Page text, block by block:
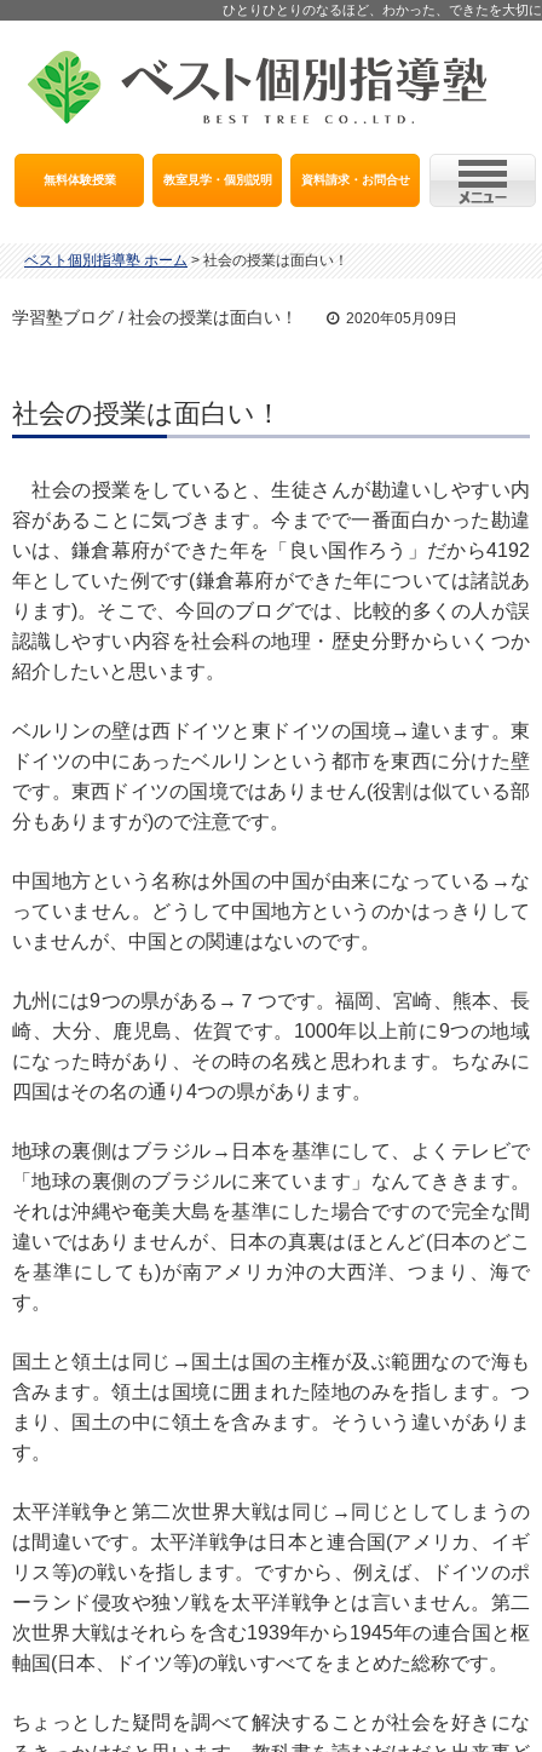
ひとりひとりのなるほど、わかった、できたを大切に
無料体験授業 教室見学・個別説明 資料請求・お問合せ
ベスト個別指導塾 ホーム > 社会の授業は面白い！
学習塾ブログ / 社会の授業は面白い！ 2020年05月09日
社会の授業は面白い！
社会の授業をしていると、生徒さんが勘違いしやすい内
容があることに気づきます。今までで一番面白かった勘違
いは、鎌倉幕府ができた年を「良い国作ろう」だから4192
年としていた例です(鎌倉幕府ができた年については諸説あ
ります)。そこで、今回のブログでは、比較的多くの人が誤
認識しやすい内容を社会科の地理・歴史分野からいくつか
紹介したいと思います。
ベルリンの壁は西ドイツと東ドイツの国境→違います。東
ドイツの中にあったベルリンという都市を東西に分けた壁
です。東西ドイツの国境ではありません(役割は似ている部
分もありますが)ので注意です。
中国地方という名称は外国の中国が由来になっている→な
っていません。どうして中国地方というのかはっきりして
いませんが、中国との関連はないのです。
九州には9つの県がある→７つです。福岡、宮崎、熊本、長
崎、大分、鹿児島、佐賀です。1000年以上前に9つの地域
になった時があり、その時の名残と思われます。ちなみに
四国はその名の通り4つの県があります。
地球の裏側はブラジル→日本を基準にして、よくテレビで
「地球の裏側のブラジルに来ています」なんてききます。
それは沖縄や奄美大島を基準にした場合ですので完全な間
違いではありませんが、日本の真裏はほとんど(日本のどこ
を基準にしても)が南アメリカ沖の大西洋、つまり、海で
す。
国土と領土は同じ→国土は国の主権が及ぶ範囲なので海も
含みます。領土は国境に囲まれた陸地のみを指します。つ
まり、国土の中に領土を含みます。そういう違いがありま
す。
太平洋戦争と第二次世界大戦は同じ→同じとしてしまうの
は間違いです。太平洋戦争は日本と連合国(アメリカ、イギ
リス等)の戦いを指します。ですから、例えば、ドイツのポ
ーランド侵攻や独ソ戦を太平洋戦争とは言いません。第二
次世界大戦はそれらを含む1939年から1945年の連合国と枢
軸国(日本、ドイツ等)の戦いすべてをまとめた総称です。
ちょっとした疑問を調べて解決することが社会を好きにな